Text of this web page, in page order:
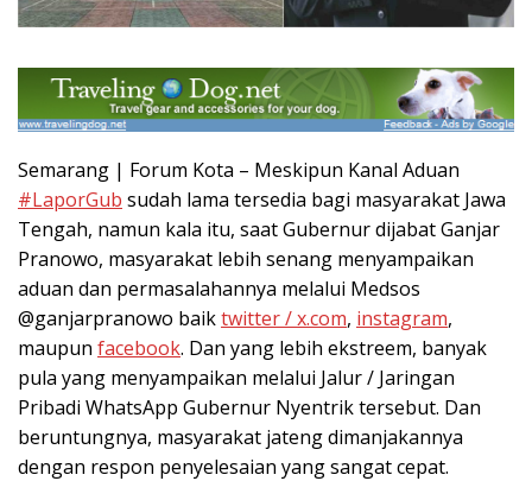
Semarang | Forum Kota – Meskipun Kanal Aduan
#LaporGub sudah lama tersedia bagi masyarakat Jawa
Tengah, namun kala itu, saat Gubernur dijabat Ganjar
Pranowo, masyarakat lebih senang menyampaikan
aduan dan permasalahannya melalui Medsos
@ganjarpranowo baiktwitter / x.com, instagram,
maupun facebook. Dan yang lebih ekstreem, banyak
pula yang menyampaikan melalui Jalur / Jaringan
Pribadi WhatsApp Gubernur Nyentrik tersebut. Dan
beruntungnya, masyarakat jateng dimanjakannya
dengan respon penyelesaian yang sangat cepat.